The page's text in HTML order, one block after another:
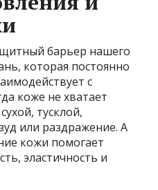
барьер нашего
которая постоянно
с
коже не хватает
тусклой,
или раздражение. А
кожи помогает
эластичность и